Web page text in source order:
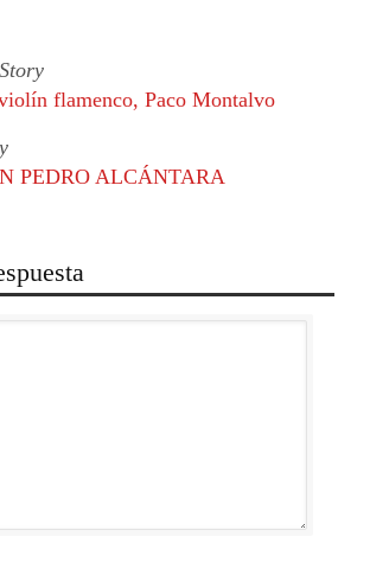
flamenco, Paco Montalvo
PEDRO ALCÁNTARA